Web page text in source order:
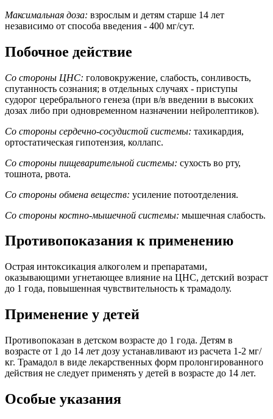
Максимальная доза: взрослым и детям старше 14 лет
независимо от способа введения - 400 мг/сут.
Побочное действие
Со стороны ЦНС: головокружение, слабость, сонливость,
спутанность сознания; в отдельных случаях - приступы
судорог церебрального генеза (при в/в введении в высоких
дозах либо при одновременном назначении нейролептиков).
Со стороны сердечно-сосудистой системы: тахикардия,
ортостатическая гипотензия, коллапс.
Со стороны пищеварительной системы: сухость во рту,
тошнота, рвота.
Со стороны обмена веществ: усиление потоотделения.
Со стороны костно-мышечной системы: мышечная слабость.
Противопоказания к применению
Острая интоксикация алкоголем и препаратами,
оказывающими угнетающее влияние на ЦНС, детский возраст
до 1 года, повышенная чувствительность к трамадолу.
Применение у детей
Противопоказан в детском возрасте до 1 года. Детям в
возрасте от 1 до 14 лет дозу устанавливают из расчета 1-2 мг/
кг. Трамадол в виде лекарственных форм пролонгированного
действия не следует применять у детей в возрасте до 14 лет.
Особые указания